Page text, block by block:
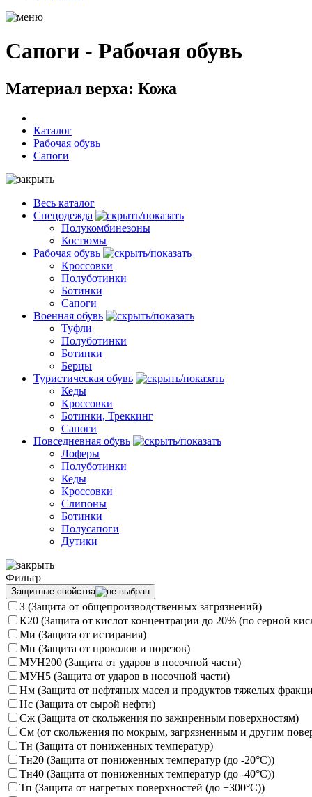
Сапоги - Рабочая обувь
Материал верха: Кожа
Каталог
Рабочая обувь
Сапоги
Весь каталог
Спецодежда
Полукомбинезоны
Костюмы
Рабочая обувь
Кроссовки
Полуботинки
Ботинки
Сапоги
Военная обувь
Туфли
Полуботинки
Ботинки
Берцы
Туристическая обувь
Кеды
Кроссовки
Ботинки, Треккинг
Сапоги
Повседневная обувь
Лоферы
Полуботинки
Кеды
Кроссовки
Слипоны
Ботинки
Полусапоги
Дутики
Фильтр
Защитные свойства
З (Защита от общепроизводственных загрязнений)
К20 (Защита от кислот концентрации до 20% (по серной
Ми (Защита от истирания)
Мп (Защита от проколов и порезов)
МУН200 (Защита от ударов в носочной части)
МУН5 (Защита от ударов в носочной части)
Нм (Защита от нефтяных масел и продуктов тяжелых
Нс (Защита от сырой нефти)
Сж (Защита от скольжения по зажиренным поверхностям)
См (от скольжения по мокрым, загрязненным и другим
Тн (Защита от пониженных температур)
Тн20 (Защита от пониженных температур (до -20°С))
Тн40 (Защита от пониженных температур (до -40°С))
Тп (Защита от нагретых поверхностей (до +300°С))